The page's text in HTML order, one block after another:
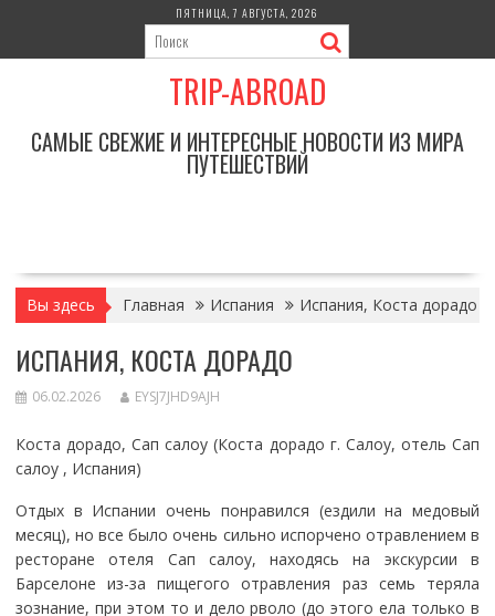
содержимому
ПЯТНИЦА, 7 АВГУСТА, 2026
TRIP-ABROAD
САМЫЕ СВЕЖИЕ И ИНТЕРЕСНЫЕ НОВОСТИ ИЗ МИРА
ПУТЕШЕСТВИЙ
Вы здесь Главная Испания Испания, Коста дорадо
ИСПАНИЯ, КОСТА ДОРАДО
06.02.2026 EYSJ7JHD9AJH
Коста дорадо, Сап салоу (Коста дорадо г. Салоу, отель Сап
салоу , Испания)
Отдых в Испании очень понравился (ездили на медовый
месяц), но все было очень сильно испорчено отравлением в
ресторане отеля Сап салоу, находясь на экскурсии в
Барселоне из-за пищегого отравления раз семь теряла
зознание, при этом то и дело рволо (до этого ела только в